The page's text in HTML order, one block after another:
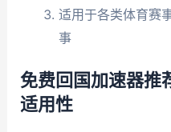
适用于各类体育赛
事
免费回国加速器推
适用性